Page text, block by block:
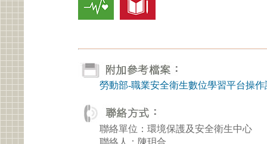
勞動部-職業安全衛生數位學習平台操作
聯絡單位：環境保護及安全衛生中心
聯絡人：陳玥合